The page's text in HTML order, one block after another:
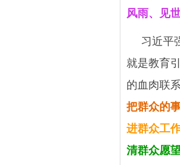
风雨、见世
习近平
就是教育
的血肉联系
把群众的
进群众工
清群众愿